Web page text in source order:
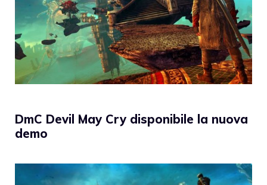
DmC Devil May Cry disponibile la nuova
demo